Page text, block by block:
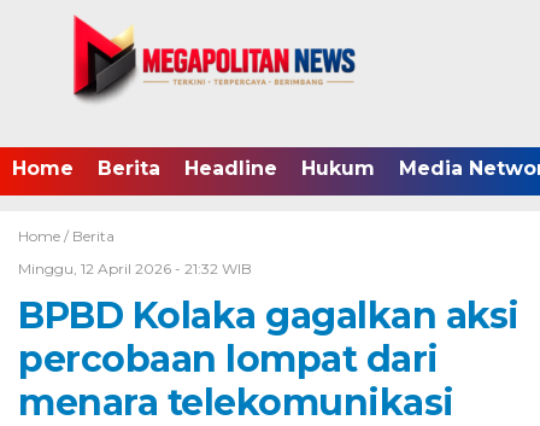
Home Berita Headline Hukum Media
Home / Berita
Minggu, 12 April 2026 - 21:32 WIB
BPBD Kolaka gagalkan aksi
percobaan lompat dari
menara telekomunikasi